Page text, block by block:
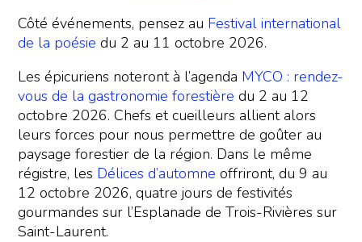
Côté événements, pensez au Festival international
de la poésie du 2 au 11 octobre 2026.
Les épicuriens noteront à l’agenda MYCO : rendez-
vous de la gastronomie forestière du 2 au 12
octobre 2026. Chefs et cueilleurs allient alors
leurs forces pour nous permettre de goûter au
paysage forestier de la région. Dans le même
régistre, les Délices d’automne offriront, du 9 au
12 octobre 2026, quatre jours de festivités
gourmandes sur l’Esplanade de Trois-Rivières sur
Saint-Laurent.